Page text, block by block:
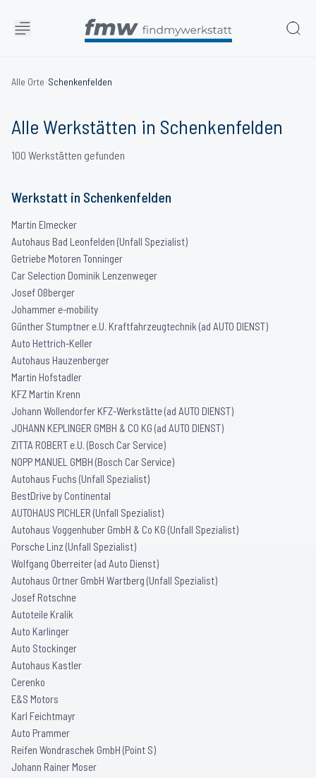
Alle Orte›Schenkenfelden
Alle Werkstätten in Schenkenfelden
100 Werkstätten gefunden
Werkstatt in Schenkenfelden
Martin Elmecker
Autohaus Bad Leonfelden (Unfall Spezialist)
Getriebe Motoren Tonninger
Car Selection Dominik Lenzenweger
Josef Oßberger
Johammer e-mobility
Günther Stumptner e.U. Kraftfahrzeugtechnik (ad AUTO DIENST)
Auto Hettrich-Keller
Autohaus Hauzenberger
Martin Hofstadler
KFZ Martin Krenn
Johann Wollendorfer KFZ-Werkstätte (ad AUTO DIENST)
JOHANN KEPLINGER GMBH & CO KG (ad AUTO DIENST)
ZITTA ROBERT e.U. (Bosch Car Service)
NOPP MANUEL GMBH (Bosch Car Service)
Autohaus Fuchs (Unfall Spezialist)
BestDrive by Continental
AUTOHAUS PICHLER (Unfall Spezialist)
Autohaus Voggenhuber GmbH & Co KG (Unfall Spezialist)
Porsche Linz (Unfall Spezialist)
Wolfgang Oberreiter (ad Auto Dienst)
Autohaus Ortner GmbH Wartberg (Unfall Spezialist)
Josef Rotschne
Autoteile Kralik
Auto Karlinger
Auto Stockinger
Autohaus Kastler
Cerenko
E&S Motors
Karl Feichtmayr
Auto Prammer
Reifen Wondraschek GmbH (Point S)
Johann Rainer Moser